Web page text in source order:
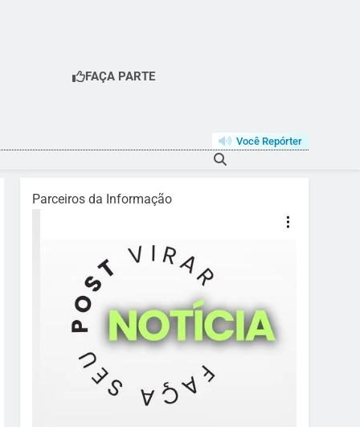
FAÇA PARTE
Você Repórter
Parceiros da Informação